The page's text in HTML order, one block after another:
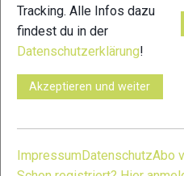
25
27
Tracking. Alle Infos dazu
findest du in der
Datenschutzerklärung!
Akzeptieren und weiter
ImpressumDatenschutzAbo